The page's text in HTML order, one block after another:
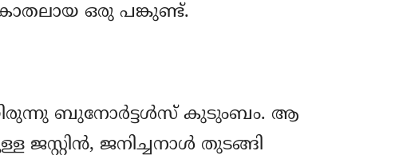
ഒരു പങ്കുണ്ട്.
ബുനോര്‍ട്ടള്‍സ് കുടുംബം. ആ
ജനിച്ചനാള്‍ തുടങ്ങി